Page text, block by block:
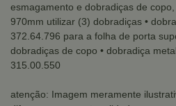
esmagamento e dobradiças de
970mm utilizar (3) dobradiças •
372.64.796 para a folha de porta
dobradiças de copo • dobradiça
315.00.550
atenção: Imagem meramente